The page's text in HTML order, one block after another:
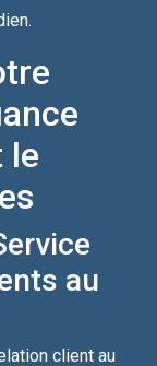
le
au
client au